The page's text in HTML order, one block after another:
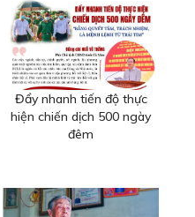
Đẩy nhanh tiến độ thực
hiện chiến dịch 500 ngày
đêm